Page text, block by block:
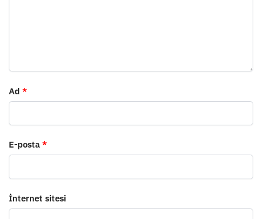
Ad *
E-posta *
İnternet sitesi